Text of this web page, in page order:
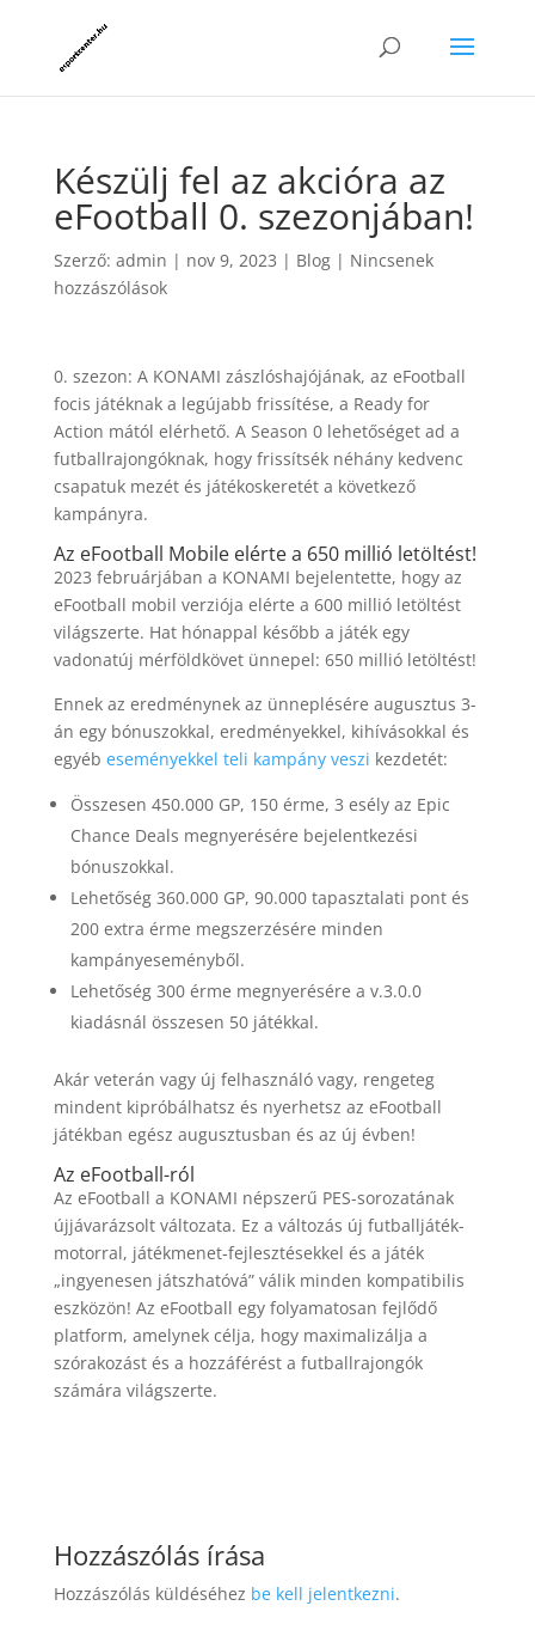
Készülj fel az akcióra az
eFootball 0. szezonjában!
Szerző: admin | nov 9, 2023 | Blog| Nincsenek
hozzászólások
0. szezon: A KONAMI zászlóshajójának, az eFootball
focis játéknak a legújabb frissítése, a Ready for
Action mától elérhető. A Season 0 lehetőséget ad a
futballrajongóknak, hogy frissítsék néhány kedvenc
csapatuk mezét és játékoskeretét a következő
kampányra.
Az eFootball Mobile elérte a 650 millió letöltést!
2023 februárjában a KONAMI bejelentette, hogy az
eFootball mobil verziója elérte a 600 millió letöltést
világszerte. Hat hónappal később a játék egy
vadonatúj mérföldkövet ünnepel: 650 millió letöltést!
Ennek az eredménynek az ünneplésére augusztus 3-
án egy bónuszokkal, eredményekkel, kihívásokkal és
egyéb eseményekkel teli kampány veszi kezdetét:
Összesen 450.000 GP, 150 érme, 3 esély az Epic
Chance Deals megnyerésére bejelentkezési
bónuszokkal.
Lehetőség 360.000 GP, 90.000 tapasztalati pont és
200 extra érme megszerzésére minden
kampányeseményből.
Lehetőség 300 érme megnyerésére a v.3.0.0
kiadásnál összesen 50 játékkal.
Akár veterán vagy új felhasználó vagy, rengeteg
mindent kipróbálhatsz és nyerhetsz az eFootball
játékban egész augusztusban és az új évben!
Az eFootball-ról
Az eFootball a KONAMI népszerű PES-sorozatának
újjávarázsolt változata. Ez a változás új futballjáték-
motorral, játékmenet-fejlesztésekkel és a játék
„ingyenesen játszhatóvá” válik minden kompatibilis
eszközön! Az eFootball egy folyamatosan fejlődő
platform, amelynek célja, hogy maximalizálja a
szórakozást és a hozzáférést a futballrajongók
számára világszerte.
Hozzászólás írása
Hozzászólás küldéséhez be kell jelentkezni.